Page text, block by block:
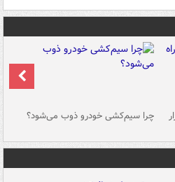
چرا سیم‌کشی خودرو ذوب می‌شود؟